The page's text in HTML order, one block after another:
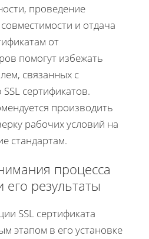
проведение
и отдача
от
помогут избежать
связанных с
сертификатов.
производить
рабочих условий на
стандартам.
процесса
результаты
SSL сертификата
этапом в его установке